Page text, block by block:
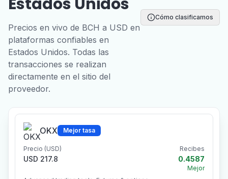
Precios en vivo de BCH a USD en
plataformas confiables en
Estados Unidos. Todas las
transacciones se realizan
directamente en el sitio del
proveedor.
Cómo clasificamos
OKX Mejor tasa
Precio (USD)
USD 217.8
Recibes
0.4587
Mejor